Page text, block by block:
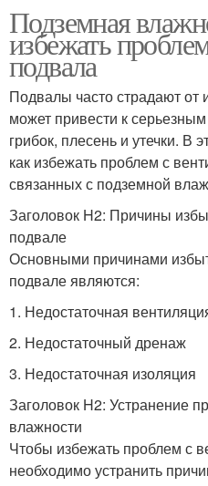
Подземная
избежать
подвала
Подвалы часто страдают от
может привести к
грибок, плесень и утечки. В
как избежать проблем с
связанных с подземной
Заголовок H2: Причины
подвале
Основными причинами
подвале являются:
1. Недостаточная
2. Недостаточный дренаж
3. Недостаточная изоляция
Заголовок H2: Устранение
влажности
Чтобы избежать проблем с
необходимо устранить